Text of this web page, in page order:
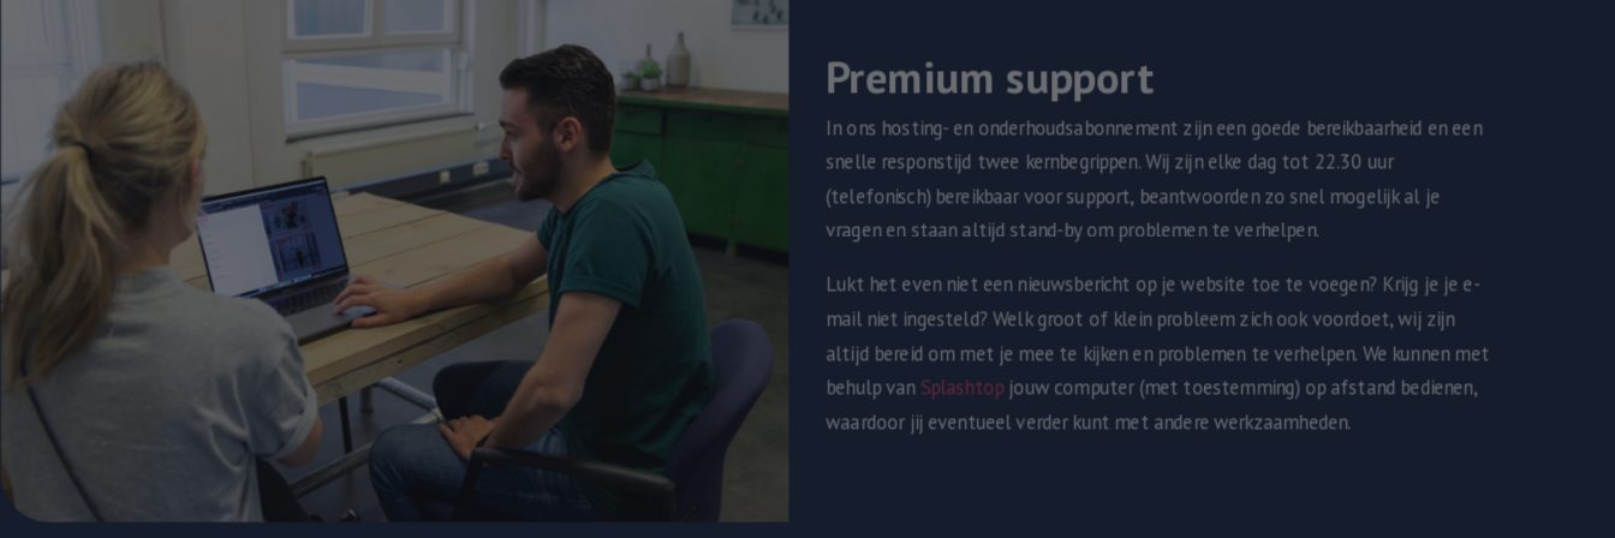
Premium support
In ons hosting- en onderhoudsabonnement zijn een goede bereikbaarheid en een
snelle responstijd twee kernbegrippen. Wij zijn elke dag tot 22.30 uur
(telefonisch) bereikbaar voor support, beantwoorden zo snel mogelijk al je
vragen en staan altijd stand-by om problemen te verhelpen.
Lukt het even niet een nieuwsbericht op je website toe te voegen? Krijg je je e-
mail niet ingesteld? Welk groot of klein probleem zich ook voordoet, wij zijn
altijd bereid om met je mee te kijken en problemen te verhelpen. We kunnen met
behulp van Splashtopjouw computer (met toestemming) op afstand bedienen,
waardoor jij eventueel verder kunt met andere werkzaamheden.